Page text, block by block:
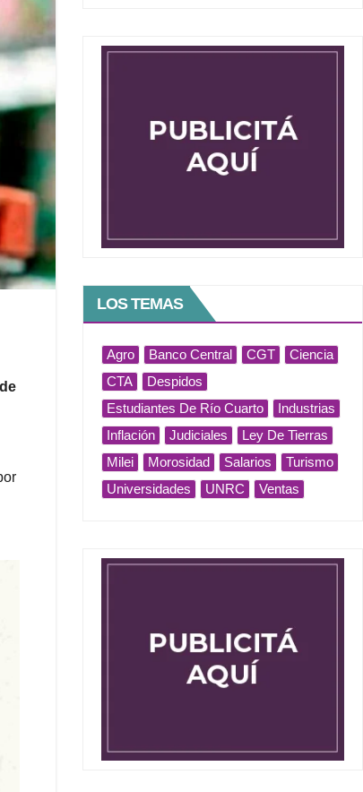
LOS TEMAS
Agro Banco Central CGT
Ciencia
CTA
Despidos
Estudiantes De Río Cuarto
Industrias
Inflación
Judiciales
Ley De Tierras
Milei
Morosidad Salarios
Turismo
Universidades
UNRC Ventas